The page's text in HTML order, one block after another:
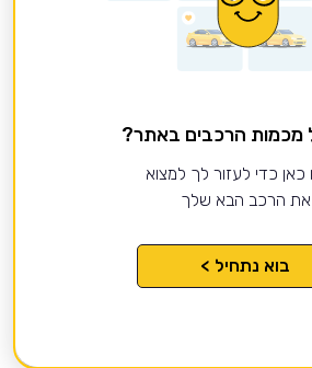
מכמות הרכבים באתר?
כאן כדי לעזור לך למצוא
את הרכב הבא שלך
בוא נתחיל >